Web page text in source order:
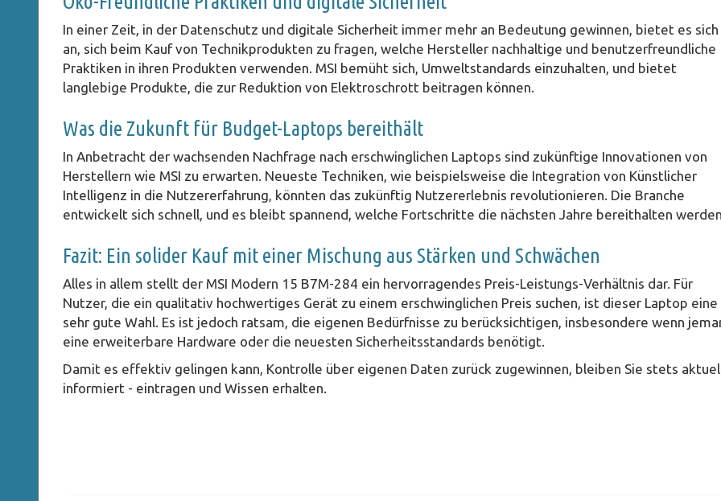
In einer Zeit, in der Datenschutz und digitale Sicherheit immer mehr an Bedeutung gewinnen, bietet es sich
an, sich beim Kauf von Technikprodukten zu fragen, welche Hersteller nachhaltige und benutzerfreundliche
Praktiken in ihren Produkten verwenden. MSI bemüht sich, Umweltstandards einzuhalten, und bietet
langlebige Produkte, die zur Reduktion von Elektroschrott beitragen können.
Was die Zukunft für Budget-Laptops bereithält
In Anbetracht der wachsenden Nachfrage nach erschwinglichen Laptops sind zukünftige Innovationen von
Herstellern wie MSI zu erwarten. Neueste Techniken, wie beispielsweise die Integration von Künstlicher
Intelligenz in die Nutzererfahrung, könnten das zukünftig Nutzererlebnis revolutionieren. Die Branche
entwickelt sich schnell, und es bleibt spannend, welche Fortschritte die nächsten Jahre bereithalten
Fazit: Ein solider Kauf mit einer Mischung aus Stärken und Schwächen
Alles in allem stellt der MSI Modern 15 B7M-284 ein hervorragendes Preis-Leistungs-Verhältnis dar. Für
Nutzer, die ein qualitativ hochwertiges Gerät zu einem erschwinglichen Preis suchen, ist dieser Laptop eine
sehr gute Wahl. Es ist jedoch ratsam, die eigenen Bedürfnisse zu berücksichtigen, insbesondere wenn
eine erweiterbare Hardware oder die neuesten Sicherheitsstandards benötigt.
Damit es effektiv gelingen kann, Kontrolle über eigenen Daten zurück zugewinnen, bleiben Sie stets
informiert - eintragen und Wissen erhalten.